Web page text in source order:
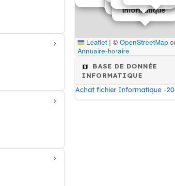
Informatique
Informatique
Leaflet | © OpenStreetMap
Annuaire-horaire
BASE DE DONNÉE
INFORMATIQUE
Achat fichier Informatique -